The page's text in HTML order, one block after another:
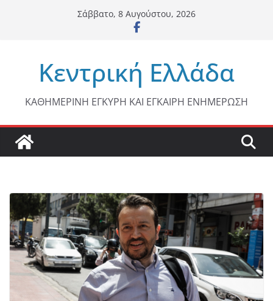
Σάββατο, 8 Αυγούστου, 2026
Κεντρική Ελλάδα
ΚΑΘΗΜΕΡΙΝΗ ΕΓΚΥΡΗ ΚΑΙ ΕΓΚΑΙΡΗ ΕΝΗΜΕΡΩΣΗ